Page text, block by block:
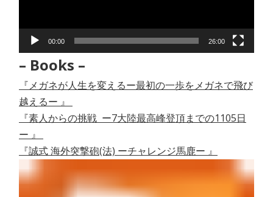
ー
00:00 26:00
– Books –
『メガネが人生を変えるー最初の一歩をメガネで飛び
越えるー 』
『素人からの挑戦 ー7大陸最高峰登頂までの1105日
ー 』
『誠式 海外突撃砲(法) ーチャレンジ馬鹿ー 』